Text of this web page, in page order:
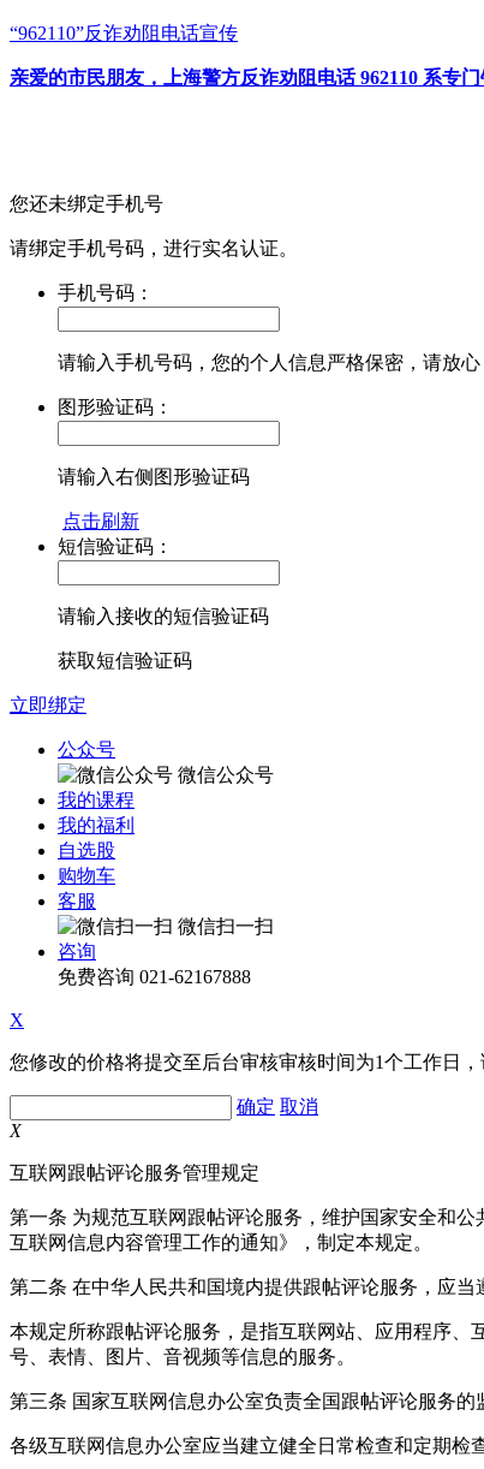
“962110”反诈劝阻电话宣传
亲爱的市民朋友，上海警方反诈劝阻电话 962110 系专
您还未绑定手机号
请绑定手机号码，进行实名认证。
手机号码：
请输入手机号码，您的个人信息严格保密，请放心
图形验证码：
请输入右侧图形验证码
点击刷新
短信验证码：
请输入接收的短信验证码
获取短信验证码
立即绑定
公众号
微信公众号
我的课程
我的福利
自选股
购物车
客服
微信扫一扫
咨询
免费咨询 021-62167888
X
您修改的价格将提交至后台审核审核时间为1个工作日
确定 取消
X
互联网跟帖评论服务管理规定
第一条 为规范互联网跟帖评论服务，维护国家安全和
互联网信息内容管理工作的通知》，制定本规定。
第二条 在中华人民共和国境内提供跟帖评论服务，应当
本规定所称跟帖评论服务，是指互联网站、应用程序、
号、表情、图片、音视频等信息的服务。
第三条 国家互联网信息办公室负责全国跟帖评论服务
各级互联网信息办公室应当建立健全日常检查和定期检